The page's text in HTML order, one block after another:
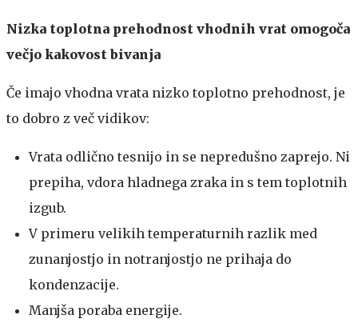
Nizka toplotna prehodnost vhodnih vrat omogoča
večjo kakovost bivanja
Če imajo vhodna vrata nizko toplotno prehodnost, je
to dobro z več vidikov:
Vrata odlično tesnijo in se nepredušno zaprejo. Ni
prepiha, vdora hladnega zraka in s tem toplotnih
izgub.
V primeru velikih temperaturnih razlik med
zunanjostjo in notranjostjo ne prihaja do
kondenzacije.
Manjša poraba energije.